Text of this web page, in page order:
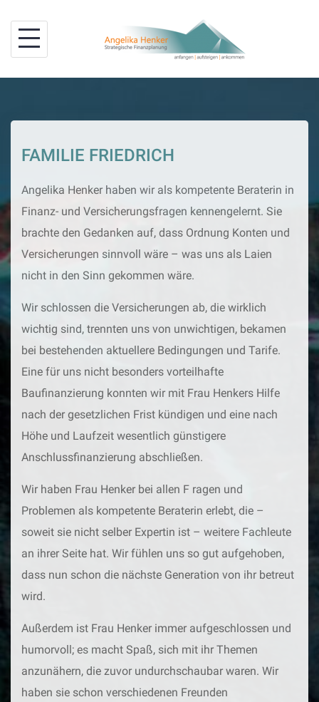
content
FAMILIE FRIEDRICH
Angelika Henker haben wir als kompetente Beraterin in
Finanz- und Versicherungsfragen kennengelernt. Sie
brachte den Gedanken auf, dass Ordnung Konten und
Versicherungen sinnvoll wäre – was uns als Laien
nicht in den Sinn gekommen wäre.
Wir schlossen die Versicherungen ab, die wirklich
wichtig sind, trennten uns von unwichtigen, bekamen
bei bestehenden aktuellere Bedingungen und Tarife.
Eine für uns nicht besonders vorteilhafte
Baufinanzierung konnten wir mit Frau Henkers Hilfe
nach der gesetzlichen Frist kündigen und eine nach
Höhe und Laufzeit wesentlich günstigere
Anschlussfinanzierung abschließen.
Wir haben Frau Henker bei allen F ragen und
Problemen als kompetente Beraterin erlebt, die –
soweit sie nicht selber Expertin ist – weitere Fachleute
an ihrer Seite hat. Wir fühlen uns so gut aufgehoben,
dass nun schon die nächste Generation von ihr betreut
wird.
Außerdem ist Frau Henker immer aufgeschlossen und
humorvoll; es macht Spaß, sich mit ihr Themen
anzunähern, die zuvor undurchschaubar waren. Wir
haben sie schon verschiedenen Freunden